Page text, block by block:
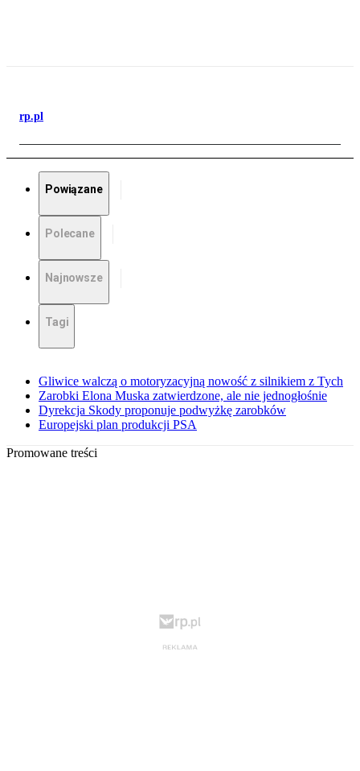
rp.pl
Powiązane
Polecane
Najnowsze
Tagi
Gliwice walczą o motoryzacyjną nowość z silnikiem z Tych
Zarobki Elona Muska zatwierdzone, ale nie jednogłośnie
Dyrekcja Skody proponuje podwyżkę zarobków
Europejski plan produkcji PSA
Promowane treści